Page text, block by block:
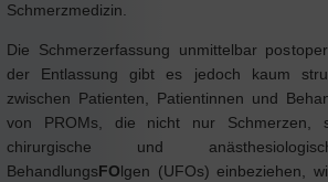
Schmerzmedizin.
Die Schmerzerfassung unmittelbar
der Entlassung gibt es jedoch kaum
zwischen Patienten, Patientinnen und
von PROMs, die nicht nur Schmerzen,
chirurgische und
BehandlungsFOlgen (UFOs) einbeziehen,